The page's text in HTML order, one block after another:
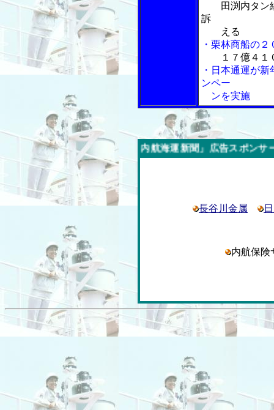
田渕内タン
訴
える
・栗林商船の
１７億４１
・日本通運が
ンペー
ンを実施
今週の「内航海運新聞」広告スポンサー企業
長谷川金属
内航保